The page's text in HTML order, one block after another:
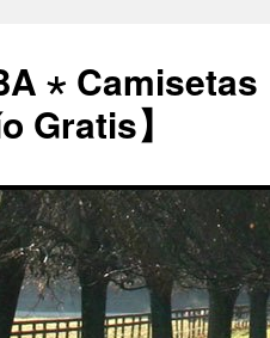
⋆ Camisetas
Gratis】